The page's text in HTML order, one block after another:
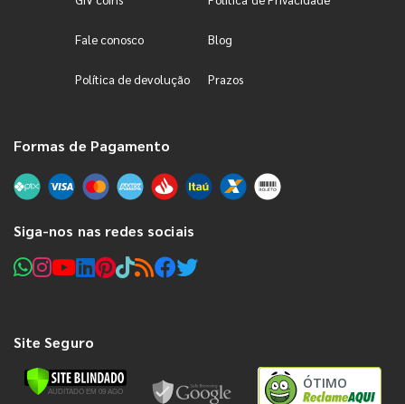
Fale conosco Blog
Política de devolução Prazos
Formas de Pagamento
Siga-nos nas redes sociais
Site Seguro
ÓTIMO